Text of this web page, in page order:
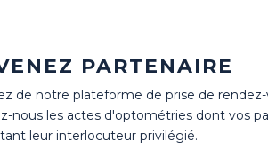
PARTENAIRE
de notre plateforme de prise de
nous les actes d'optométries dont vos
leur interlocuteur privilégié.